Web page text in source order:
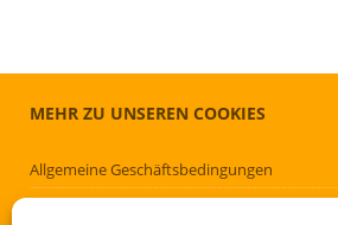
MEHR ZU UNSEREN COOKIES
Allgemeine Geschäftsbedingungen